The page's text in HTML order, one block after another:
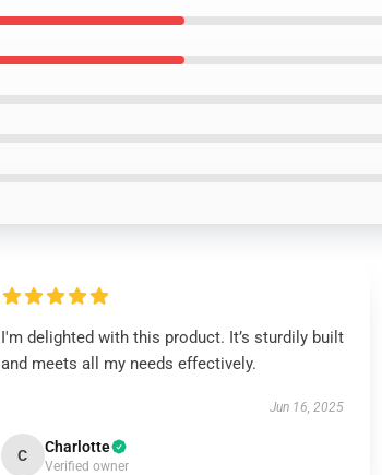
I'm delighted with this product. It’s sturdily built
and meets all my needs effectively.
Jun 16, 2025
C Charlotte
Verified owner